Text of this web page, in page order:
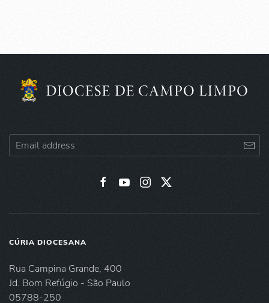
CÚRIA DIOCESANA
Rua Campina Grande, 400
Jd. Bom Refúgio - São Paulo
05788-250